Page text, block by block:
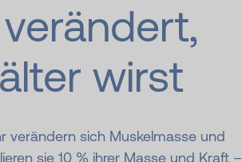
wirst
verändern sich Muskelmasse und
sie 10 % ihrer Masse und Kraft –